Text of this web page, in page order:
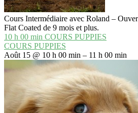
Cours Intermédiaire avec Roland –
Flat Coated de 9 mois et plus.
10 h 00 min COURS PUPPIES
COURS PUPPIES
Août 15 @ 10 h 00 min – 11 h 00 min